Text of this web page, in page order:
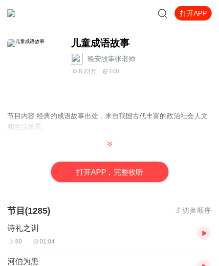
打开APP
儿童成语故事
晚安故事张老师
8.23万 100
节目内容:经典的成语故事出处，来自我国古代丰富的政治社会人文
和生活场景。
你将收获:
打开APP，完整收听
节目(1285) 切换顺序
诗礼之训
80 01:04
河伯为患